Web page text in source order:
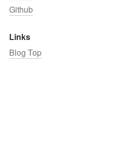
Github
Links
Blog Top